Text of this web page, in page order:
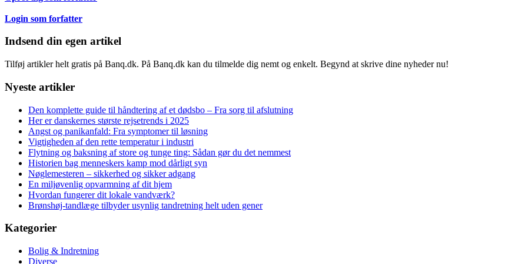
Login som forfatter
Indsend din egen artikel
Tilføj artikler helt gratis på Banq.dk. På Banq.dk kan du tilmelde dig nemt og enkelt. Begynd at skrive dine nyheder nu!
Nyeste artikler
Den komplette guide til håndtering af et dødsbo – Fra sorg til afslutning
Her er danskernes største rejsetrends i 2025
Angst og panikanfald: Fra symptomer til løsning
Vigtigheden af den rette temperatur i industri
Flytning og baksning af store og tunge ting: Sådan gør du det nemmest
Historien bag menneskers kamp mod dårligt syn
Nøglemesteren – sikkerhed og sikker adgang
En miljøvenlig opvarmning af dit hjem
Hvordan fungerer dit lokale vandværk?
Brønshøj-tandlæge tilbyder usynlig tandretning helt uden gener
Kategorier
Bolig & Indretning
Diverse